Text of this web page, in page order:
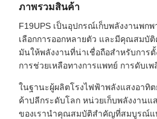
ภาพรวมสินค้า
F19UPS เป็นอุปกรณ์เก็บพลังงานพก
เลือกการออกหลายตัว และมีคุณสมบั
มันให้พลังงานที่น่าเชื่อถือสําหรับการ
การช่วยเหลือทางการแพทย์ การดับเ
ในฐานะผู้ผลิตโรงไฟฟ้าพลังแสงอาทิ
ค้าปลีกระดับโลก หน่วยเก็บพลังงานแ
ของเรานําคุณสมบัติสําคัญที่สมบูรณ์แ